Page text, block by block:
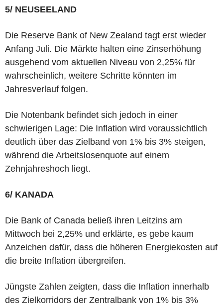
5/ NEUSEELAND
Die Reserve Bank of New Zealand tagt erst wieder
Anfang Juli. Die Märkte halten eine Zinserhöhung
ausgehend vom aktuellen Niveau von 2,25% für
wahrscheinlich, weitere Schritte könnten im
Jahresverlauf folgen.
Die Notenbank befindet sich jedoch in einer
schwierigen Lage: Die Inflation wird voraussichtlich
deutlich über das Zielband von 1% bis 3% steigen,
während die Arbeitslosenquote auf einem
Zehnjahreshoch liegt.
6/ KANADA
Die Bank of Canada beließ ihren Leitzins am
Mittwoch bei 2,25% und erklärte, es gebe kaum
Anzeichen dafür, dass die höheren Energiekosten auf
die breite Inflation übergreifen.
Jüngste Zahlen zeigten, dass die Inflation innerhalb
des Zielkorridors der Zentralbank von 1% bis 3%